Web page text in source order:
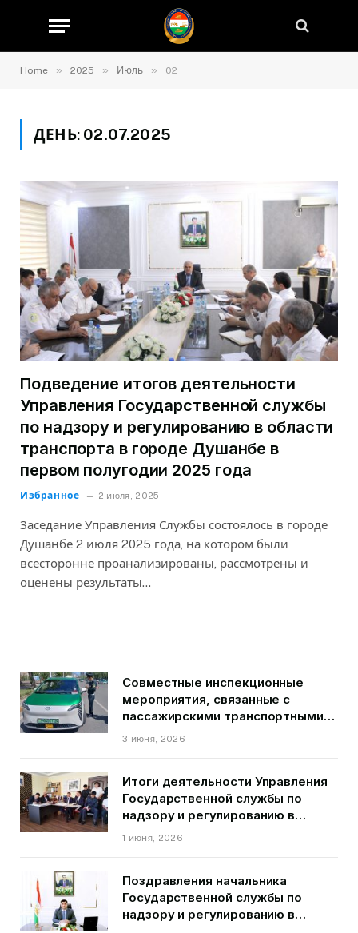
Home » 2025 » Июль » 02
ДЕНЬ: 02.07.2025
Подведение итогов деятельности
Управления Государственной службы
по надзору и регулированию в области
транспорта в городе Душанбе в
первом полугодии 2025 года
Избранное 2 июля, 2025
Заседание Управления Службы состоялось в городе
Душанбе 2 июля 2025 года, на котором были
всесторонне проанализированы, рассмотрены и
оценены результаты…
Совместные инспекционные
мероприятия, связанные с
пассажирскими транспортными
средствами на территории
3 июня, 2026
Итоги деятельности Управления
Государственной службы по
надзору и регулированию в
области транспорта ГБАО в
1 июня, 2026
Поздравления начальника
Государственной службы по
надзору и регулированию в